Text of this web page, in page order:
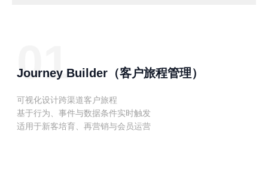
Journey Builder（客户旅程管理）
01
可视化设计跨渠道客户旅程
基于行为、事件与数据条件实时触发
适用于新客培育、再营销与会员运营